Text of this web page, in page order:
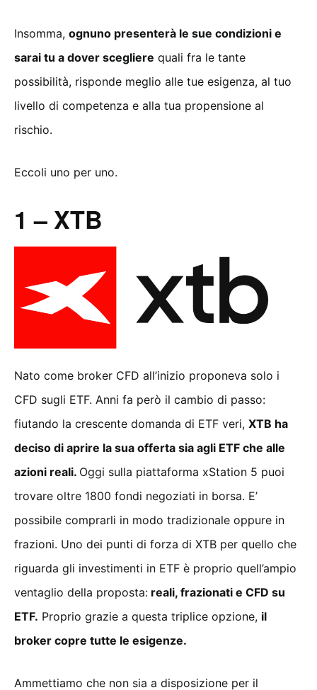
Insomma, ognuno presenterà le sue condizioni e
sarai tu a dover scegliere quali fra le tante
possibilità, risponde meglio alle tue esigenza, al tuo
livello di competenza e alla tua propensione al
rischio.
Eccoli uno per uno.
1 – XTB
Nato come broker CFD all’inizio proponeva solo i
CFD sugli ETF. Anni fa però il cambio di passo:
fiutando la crescente domanda di ETF veri, XTB ha
deciso di aprire la sua offerta sia agli ETF che alle
azioni reali. Oggi sulla piattaforma xStation 5 puoi
trovare oltre 1800 fondi negoziati in borsa. E’
possibile comprarli in modo tradizionale oppure in
frazioni. Uno dei punti di forza di XTB per quello che
riguarda gli investimenti in ETF è proprio quell’ampio
ventaglio della proposta: reali, frazionati e CFD su
ETF. Proprio grazie a questa triplice opzione, il
broker copre tutte le esigenze.
Ammettiamo che non sia a disposizione per il